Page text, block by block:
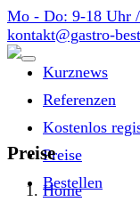
Mo - Do: 9-18 Uhr
kontakt@gastro-
Kurznews
Referenzen
Kostenlos
Preise
Bestellen
Preise
Home